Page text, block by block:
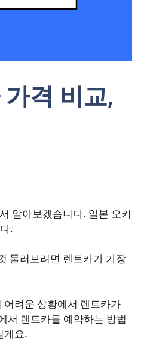
격 비교,
알아보겠습니다. 일본 오키
.
둘러보려면 렌트카가 가장
어려운 상황에서 렌트카가
서 렌트카를 예약하는 방법
게요.